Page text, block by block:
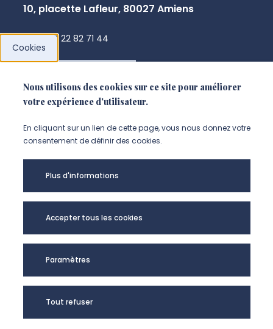
10, placette Lafleur, 80027 Amiens
+33 3 22 82 71 44
Université de
Verne -
@Copyright 2024
Cookies
Nous utilisons des cookies sur ce site pour améliorer
votre expérience d'utilisateur.
En cliquant sur un lien de cette page, vous nous donnez votre
consentement de définir des cookies.
Plus d'informations
Accepter tous les cookies
Paramètres
Tout refuser